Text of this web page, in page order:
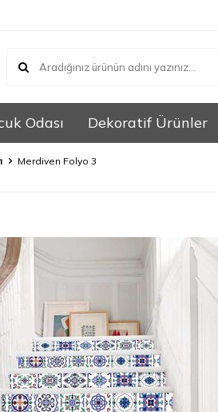
Odası Dekoratif Ürünler
Merdiven Folyo 3